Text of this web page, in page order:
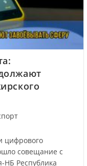
цифрового
совещание с
НБ Республика